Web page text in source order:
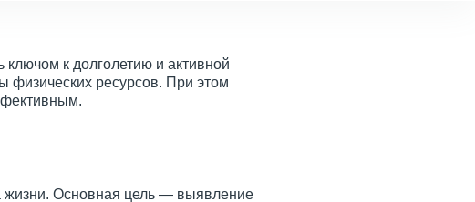
к долголетию и активной
физических ресурсов. При этом
жизни. Основная цель — выявление